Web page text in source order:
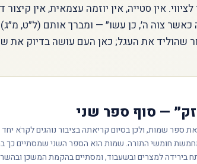
אין סטייה, אין יוזמה עצמאית, אין
צוה ה׳, כן עשו״ — ומברך אותם (ל״ט,
שהוליד את העגל; כאן העם עושה בדיוק את
— סוף ספר שני
ספר שמות, ולכן בסיום קריאתה בציבור נוהגים לקרֹא
חומשי התורה. שמות הוא הספר השני שמסתיים כך
בירידה למצרים ובשעבוד, ומסתיים בהקמת המשכן